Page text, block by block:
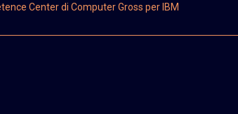
Center di Computer Gross per IBM